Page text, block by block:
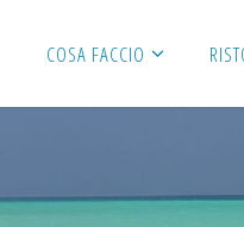
COSA FACCIO